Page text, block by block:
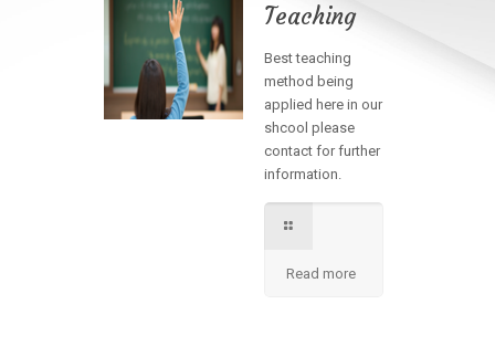
Teaching
Best teaching
method being
applied here in our
shcool please
contact for further
information.
Read more